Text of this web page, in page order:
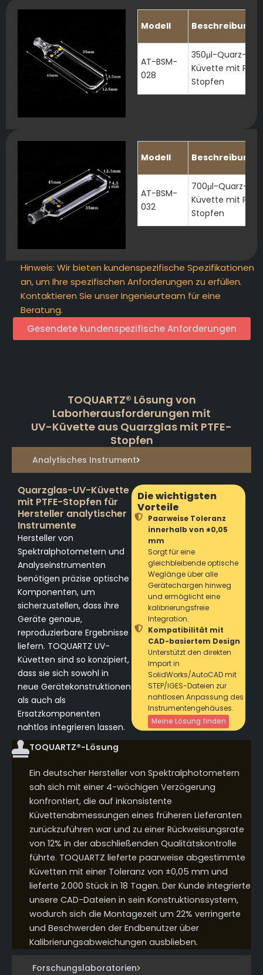
Modell Beschreibung
AT-BSM-
028
350μl-Quarz-
Küvette mit
Stopfen
Modell Beschreibung
AT-BSM-
032
700μl-Quarz-
Küvette mit
Stopfen
Hinweis: Wir bieten kundenspezifische Spezifikationen
an, um Ihre spezifischen Anforderungen zu erfüllen.
Kontaktieren Sie unser Ingenieurteam für eine
Beratung.
Gesendete kundenspezifische Anforderungen
TOQUARTZ® Lösung von
Laborherausforderungen mit
UV-Küvette aus Quarzglas mit PTFE-
Stopfen
Analytisches Instrument
Forschungslaboratorien
Quarzglas-UV-Küvette
mit PTFE-Stopfen für
Hersteller analytischer
Instrumente
Hersteller von
Spektralphotometern und
Analyseinstrumenten
benötigen präzise optische
Komponenten, um
sicherzustellen, dass ihre
Geräte genaue,
reproduzierbare Ergebnisse
liefern. TOQUARTZ UV-
Küvetten sind so konzipiert,
dass sie sich sowohl in
neue Gerätekonstruktionen
als auch als
Ersatzkomponenten
nahtlos integrieren lassen.
Die wichtigsten
Vorteile
Paarweise Toleranz
innerhalb von ±0,05
mm
Sorgt für eine
gleichbleibende optische
Weglänge über alle
Gerätechargen hinweg
und ermöglicht eine
kalibrierungsfreie
Integration.
Kompatibilität mit
CAD-basiertem Design
Unterstützt den direkten
Import in
SolidWorks/AutoCAD mit
STEP/IGES-Dateien zur
nahtlosen Anpassung des
Instrumentengehäuses.
Meine Lösung finden
TOQUARTZ®-Lösung
Ein deutscher Hersteller von Spektralphotometern
sah sich mit einer 4-wöchigen Verzögerung
konfrontiert, die auf inkonsistente
Küvettenabmessungen eines früheren Lieferanten
zurückzuführen war und zu einer Rückweisungsrate
von 12% in der abschließenden Qualitätskontrolle
führte. TOQUARTZ lieferte paarweise abgestimmte
Küvetten mit einer Toleranz von ±0,05 mm und
lieferte 2.000 Stück in 18 Tagen. Der Kunde integrierte
unsere CAD-Dateien in sein Konstruktionssystem,
wodurch sich die Montagezeit um 22% verringerte
und Beschwerden der Endbenutzer über
Kalibrierungsabweichungen ausblieben.